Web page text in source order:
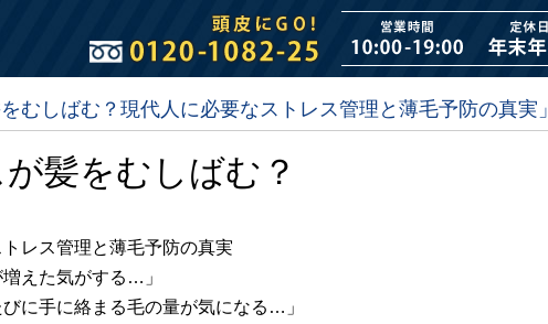
をむしばむ？現代人に必要なストレス管理と薄毛予防の真実」
髪をむしばむ？
レス管理と薄毛予防の真実
増えた気がする…」
びに手に絡まる毛の量が気になる…」